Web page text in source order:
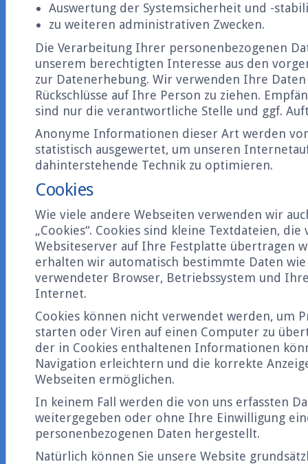
Auswertung der Systemsicherheit und -
zu weiteren administrativen Zwecken.
Die Verarbeitung Ihrer personenbezogenen
unserem berechtigten Interesse aus den
zur Datenerhebung. Wir verwenden Ihre
Rückschlüsse auf Ihre Person zu ziehen.
sind nur die verantwortliche Stelle und ggf.
Anonyme Informationen dieser Art werden
statistisch ausgewertet, um unseren
dahinterstehende Technik zu optimieren.
Cookies
Wie viele andere Webseiten verwenden wir
„Cookies“. Cookies sind kleine Textdateien, die
Websiteserver auf Ihre Festplatte übertragen
erhalten wir automatisch bestimmte Daten wie
verwendeter Browser, Betriebssystem und
Internet.
Cookies können nicht verwendet werden, um
starten oder Viren auf einen Computer zu
der in Cookies enthaltenen Informationen
Navigation erleichtern und die korrekte
Webseiten ermöglichen.
In keinem Fall werden die von uns erfassten
weitergegeben oder ohne Ihre Einwilligung
personenbezogenen Daten hergestellt.
Natürlich können Sie unsere Website